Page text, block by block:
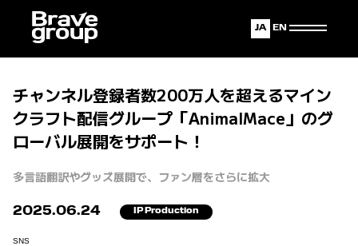
English
Japanese
チャンネル登録者数200万人を超えるマイン
クラフト配信グループ「AnimalMace」のグ
ローバル展開をサポート！
多言語翻訳やグッズ展開で、ファン層をさらに拡大
2025.06.24 IP Production
SNS